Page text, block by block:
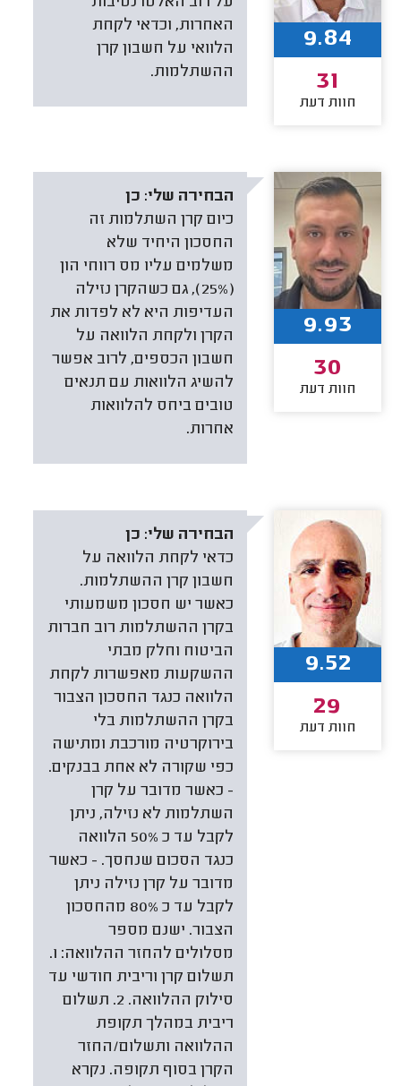
האחרות, וכדאי לקחת
הלוואי על חשבון קרן
ההשתלמות.
9.84
31
חוות דעת
הבחירה שלי: כן
כיום קרן השתלמות זה
החסכון היחיד שלא
משלמים עליו מס רווחי הון
(25%), גם כשהקרן נזילה
העדיפות היא לא לפדות את
הקרן ולקחת הלוואה על
חשבון הכספים, לרוב אפשר
להשיג הלוואות עם תנאים
טובים ביחס להלוואות
אחרות.
9.93
30
חוות דעת
הבחירה שלי: כן
כדאי לקחת הלוואה על
חשבון קרן ההשתלמות.
כאשר יש חסכון משמעותי
בקרן ההשתלמות רוב חברות
הביטוח וחלק מבתי
ההשקעות מאפשרות לקחת
הלוואה כנגד החסכון הצבור
בקרן ההשתלמות בלי
בירוקרטיה מורכבת ומתישה
כפי שקורה לא אחת בבנקים.
- כאשר מדובר על קרן
השתלמות לא נזילה, ניתן
לקבל עד כ 50% הלוואה
כנגד הסכום שנחסך. - כאשר
מדובר על קרן נזילה ניתן
לקבל עד כ 80% מהחסכון
הצבור. ישנם מספר
מסלולים להחזר ההלוואה: 1.
תשלום קרן וריבית חודשי עד
סילוק ההלוואה. 2. תשלום
ריבית במהלך תקופת
ההלוואה ותשלום/החזר
הקרן בסוף תקופה. נקרא
9.52
29
חוות דעת